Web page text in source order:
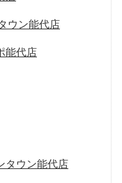
ウン能代店
能代店
タウン能代店